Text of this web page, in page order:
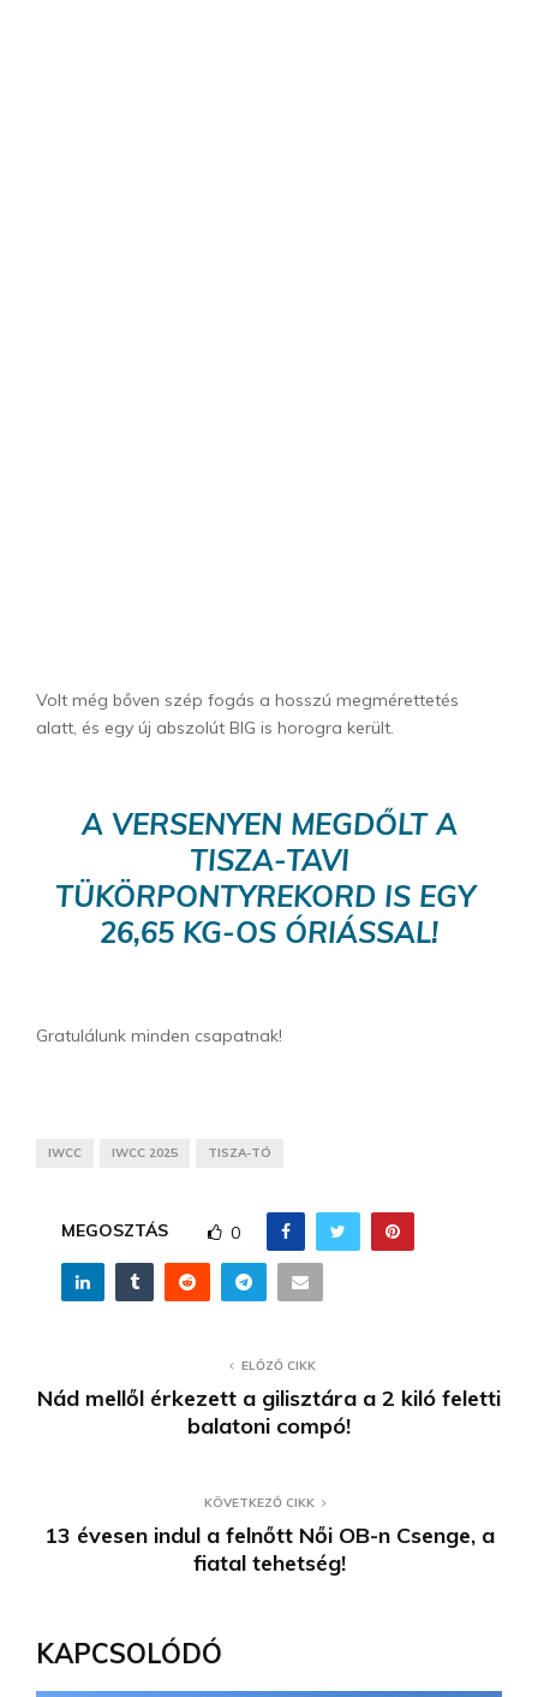
Volt még bőven szép fogás a hosszú megmérettetés
alatt, és egy új abszolút BIG is horogra került.
A VERSENYEN MEGDŐLT A
TISZA-TAVI
TÜKÖRPONTYREKORD IS EGY
26,65 KG-OS ÓRIÁSSAL!
Gratulálunk minden csapatnak!
IWCC IWCC 2025 TISZA-TÓ
MEGOSZTÁS 0
ELŐZŐ CIKK
Nád mellől érkezett a gilisztára a 2 kiló feletti
balatoni compó!
KÖVETKEZŐ CIKK
13 évesen indul a felnőtt Női OB-n Csenge, a
fiatal tehetség!
KAPCSOLÓDÓ